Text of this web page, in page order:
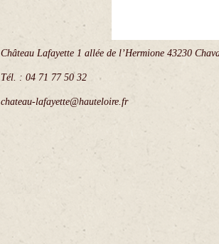
Château Lafayette 1 allée de l’Hermione 43230
Tél. : 04 71 77 50 32
chateau-lafayette@hauteloire.fr